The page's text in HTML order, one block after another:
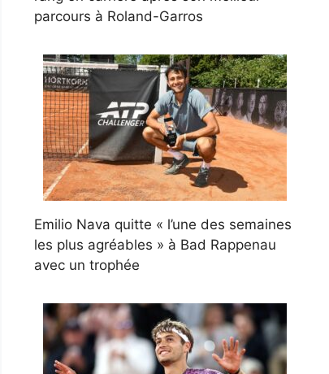
parcours à Roland-Garros
Emilio Nava quitte « l’une des semaines
les plus agréables » à Bad Rappenau
avec un trophée